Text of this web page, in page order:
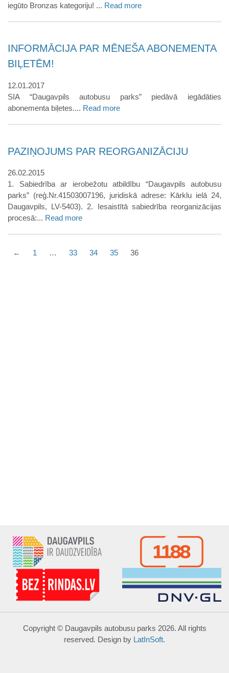
iegūto Bronzas kategoriju! ... Read more
INFORMĀCIJA PAR MĒNEŠA ABONEMENTA
BIĻETĒM!
12.01.2017
SIA “Daugavpils autobusu parks” piedāvā iegādāties
abonementa biļetes.... Read more
PAZIŅOJUMS PAR REORGANIZĀCIJU
26.02.2015
1. Sabiedrība ar ierobežotu atbildību “Daugavpils autobusu
parks” (reģ.Nr.41503007196, juridiskā adrese: Kārklu ielā 24,
Daugavpils, LV-5403). 2. Iesaistītā sabiedrība reorganizācijas
procesā:... Read more
← 1 … 33 34 35 36
Copyright © Daugavpils autobusu parks 2026. All rights
reserved. Design by LatInSoft.